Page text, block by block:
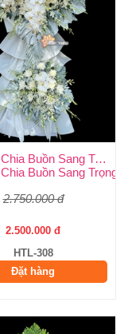
Uy Tín Tại Huy
Kệ Hoa Chia Buồn Sang Trọng
Buồn Sang
2.750.000 đ
2.500.000 đ
HTL-308
Đặt hàng